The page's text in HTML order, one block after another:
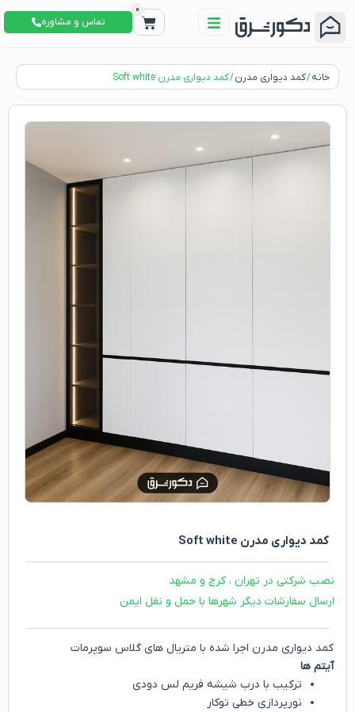
0
تماس و مشاوره
خانه/کمد دیواری مدرن/ کمد دیواری مدرن Soft white
کمد دیواری مدرن Soft white
نصب شرکتی در تهران ، کرج و مشهد
ارسال سفارشات دیگر شهرها با حمل و نقل ایمن
کمد دیواری مدرن اجرا شده با متریال های گلاس سوپرمات
آیتم ها
ترکیب با درب شیشه فریم لس دودی
نورپردازی خطی توکار